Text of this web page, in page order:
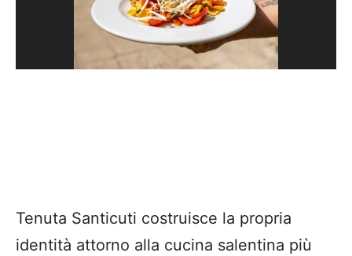
Tenuta Santicuti costruisce la propria
identità attorno alla cucina salentina più